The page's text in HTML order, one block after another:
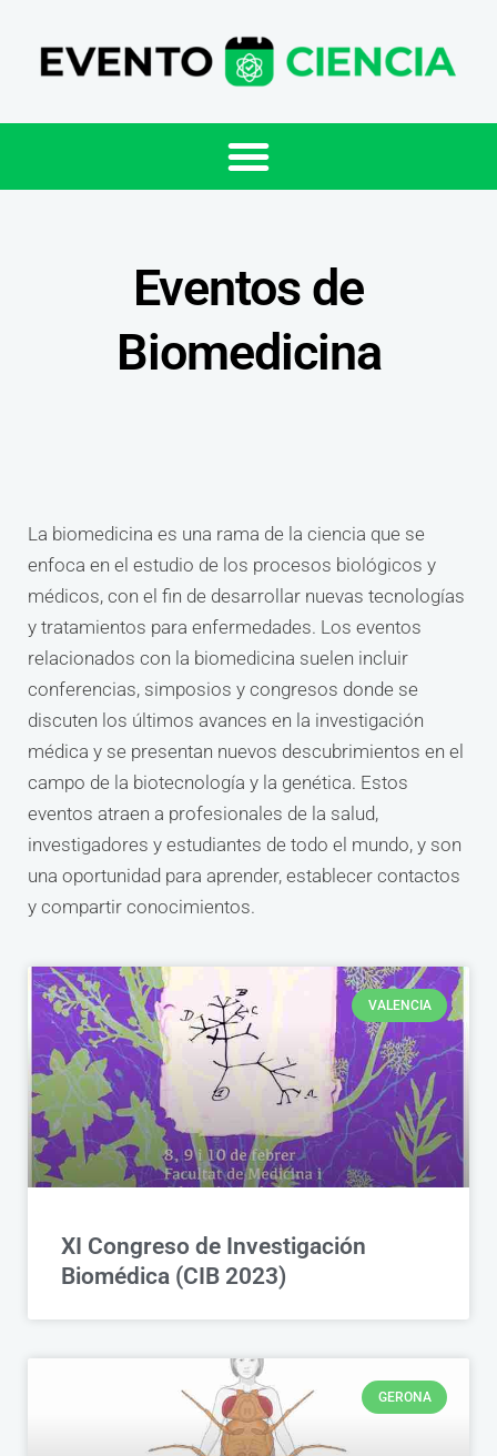
Eventos de
Biomedicina
La biomedicina es una rama de la ciencia que se
enfoca en el estudio de los procesos biológicos y
médicos, con el fin de desarrollar nuevas tecnologías
y tratamientos para enfermedades. Los eventos
relacionados con la biomedicina suelen incluir
conferencias, simposios y congresos donde se
discuten los últimos avances en la investigación
médica y se presentan nuevos descubrimientos en el
campo de la biotecnología y la genética. Estos
eventos atraen a profesionales de la salud,
investigadores y estudiantes de todo el mundo, y son
una oportunidad para aprender, establecer contactos
y compartir conocimientos.
VALENCIA
XI Congreso de Investigación
Biomédica (CIB 2023)
GERONA